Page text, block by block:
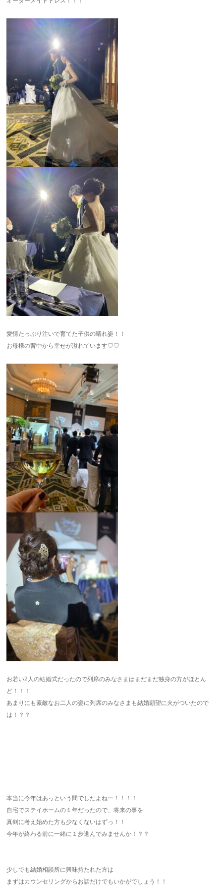
愛情たっぷり注いで育てた子供の晴れ姿！！
お母様の背中から幸せが溢れています♡♡
お若い2人の結婚式だったので列席のみなさまはまだまだ独身の方がほとん
ど！！！
あまりにも素敵なお二人の姿に列席のみなさまも結婚願望に火がついたので
は！？？
本当に今年はあっという間でしたよねー！！！！
自宅でステイホームの１年だったので、将来の事を
真剣に考え始めた方も少なくないはずっ！！
今年が終わる前に一緒に１歩進んでみませんか！？？
少しでも結婚相談所に興味持たれた方は
まずはカウンセリングからお話だけでもいかがでしょう！！